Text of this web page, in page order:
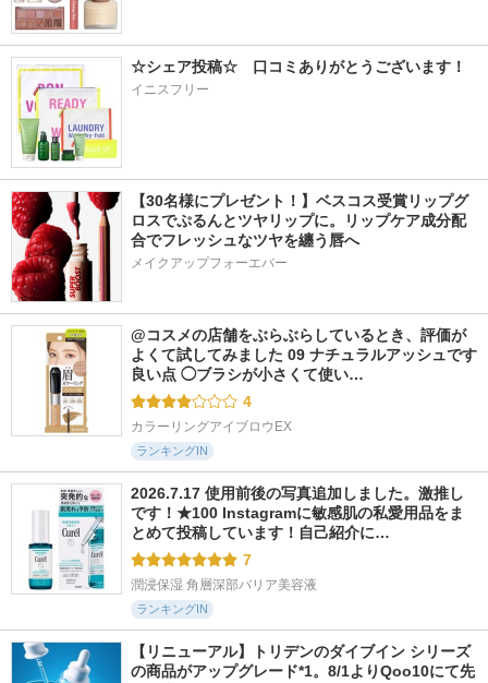
☆シェア投稿☆　口コミありがとうございます！
イニスフリー
【30名様にプレゼント！】ベスコス受賞リップグ
ロスでぷるんとツヤリップに。リップケア成分配
合でフレッシュなツヤを纏う唇へ
メイクアップフォーエバー
@コスメの店舗をぶらぶらしているとき、評価が
よくて試してみました 09 ナチュラルアッシュです
良い点 ◯ブラシが小さくて使い…
4
カラーリングアイブロウEX
ランキングIN
2026.7.17 使用前後の写真追加しました。激推し
です！★100 Instagramに敏感肌の私愛用品をま
とめて投稿しています！自己紹介に…
7
潤浸保湿 角層深部バリア美容液
ランキングIN
【リニューアル】トリデンのダイブイン シリーズ
の商品がアップグレード*1。8/1よりQoo10にて先